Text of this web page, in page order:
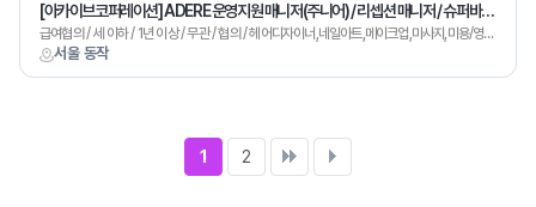
서울 동작
[아카이브코퍼레이션] ADERE 운영지원 매니저(주니어) / 리셉션 매니저 / 슈퍼바이저 모집
급여협의 / 세 이하 / 1년 이상 / 무관 / 협의 / 헤어디자이너,네일아트,메이크업,마사지,미용/영업,기타
1 2